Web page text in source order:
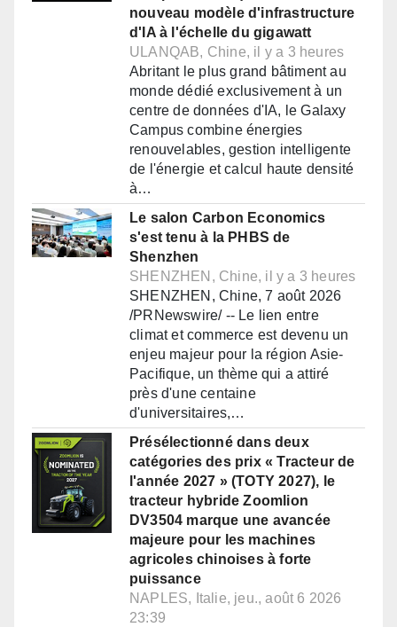
nouveau modèle d'infrastructure
d'IA à l'échelle du gigawatt
ULANQAB, Chine, il y a 3 heures
Abritant le plus grand bâtiment au
monde dédié exclusivement à un
centre de données d'IA, le Galaxy
Campus combine énergies
renouvelables, gestion intelligente
de l'énergie et calcul haute densité
à…
Le salon Carbon Economics
s'est tenu à la PHBS de
Shenzhen
SHENZHEN, Chine, il y a 3 heures
SHENZHEN, Chine, 7 août 2026
/PRNewswire/ -- Le lien entre
climat et commerce est devenu un
enjeu majeur pour la région Asie-
Pacifique, un thème qui a attiré
près d'une centaine
d'universitaires,…
Présélectionné dans deux
catégories des prix « Tracteur de
l'année 2027 » (TOTY 2027), le
tracteur hybride Zoomlion
DV3504 marque une avancée
majeure pour les machines
agricoles chinoises à forte
puissance
NAPLES, Italie, jeu., août 6 2026
23:39